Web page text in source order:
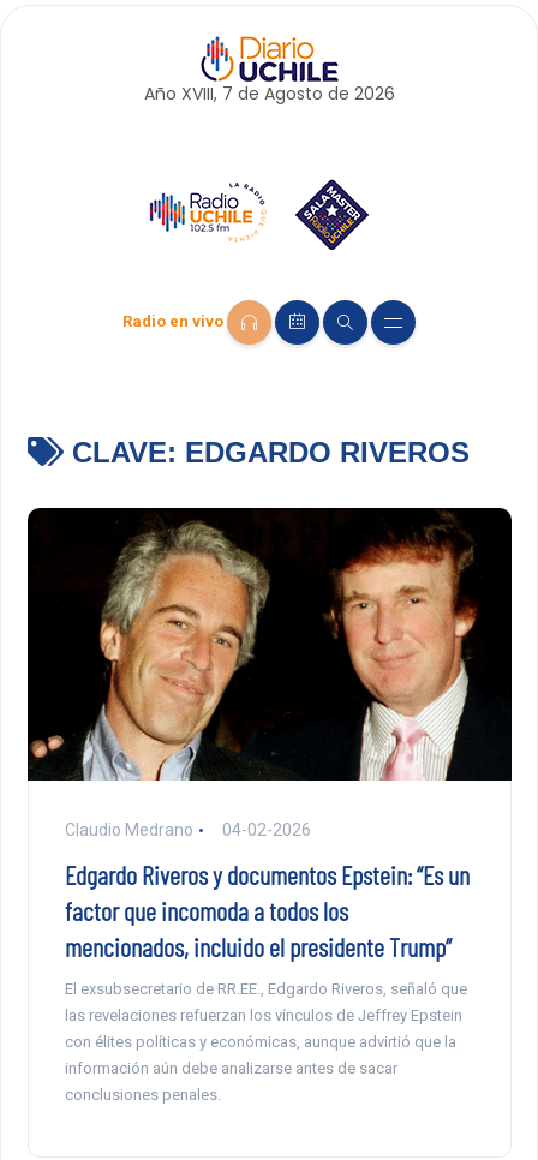
Año XVIII, 7 de Agosto de 2026
Radio en vivo
CLAVE: EDGARDO RIVEROS
Claudio Medrano 04-02-2026
Edgardo Riveros y documentos Epstein: “Es un
factor que incomoda a todos los
mencionados, incluido el presidente Trump”
El exsubsecretario de RR.EE., Edgardo Riveros, señaló que
las revelaciones refuerzan los vínculos de Jeffrey Epstein
con élites políticas y económicas, aunque advirtió que la
información aún debe analizarse antes de sacar
conclusiones penales.